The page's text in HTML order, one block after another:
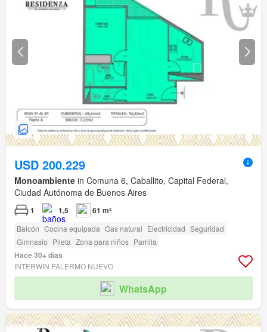
USD 200.229
Monoambiente in Comuna 6, Caballito, Capital Federal,
Ciudad Autónoma de Buenos Aires
1 1,5 61 m²
Balcón Cocina equipada Gas natural Electricidad Seguridad
Gimnasio Pileta Zona para niños Parrilla
Hace 30+ días
INTERWIN PALERMO NUEVO
WhatsApp